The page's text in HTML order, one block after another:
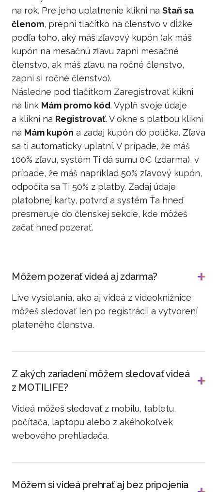
na rok. Pre jeho uplatnenie klikni na Staň sa
členom, prepni tlačítko na členstvo v dĺžke
podľa toho, aký máš zľavový kupón (ak máš
kupón na mesačnú zľavu zapni mesačné
členstvo, ak máš zľavu na ročné členstvo,
zapni si ročné členstvo).
Následne pod tlačítkom Zaregistrovať klikni
na link Mám promo kód. Vyplň svoje údaje
a klikni na Registrovať. V okne s platbou klikni
na Mám kupón a zadaj kupón do políčka. Zľava
sa ti automaticky uplatní. V prípade, že máš
100% zľavu, systém Ti dá sumu 0€ (zdarma), v
prípade, že máš napríklad 50% zľavový kupón,
odpočíta sa Ti 50% z platby. Zadaj údaje
platobnej karty, potvrď a systém Ťa hneď
presmeruje do členskej sekcie, kde môžeš
začať hneď pozerať.
Môžem pozerať videá aj zdarma?
Live vysielania, ako aj videá z videoknižnice
môžeš sledovať len po registrácii a vytvorení
plateného členstva.
Z akých zariadení môžem sledovať videá
z MOTILIFE?
Videá môžeš sledovať z mobilu, tabletu,
počítača, laptopu alebo z akéhokoľvek
webového prehliadača.
Môžem si videá prehrať aj bez pripojenia